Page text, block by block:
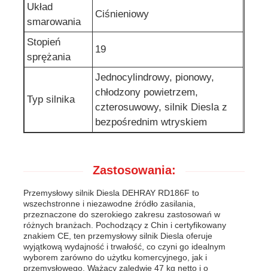
Układ
smarowania
Ciśnieniowy
Stopień
sprężania
19
Typ silnika
Jednocylindrowy, pionowy,
chłodzony powietrzem,
czterosuwowy, silnik Diesla z
bezpośrednim wtryskiem
Zastosowania:
Przemysłowy silnik Diesla DEHRAY RD186F to
wszechstronne i niezawodne źródło zasilania,
przeznaczone do szerokiego zakresu zastosowań w
różnych branżach. Pochodzący z Chin i certyfikowany
znakiem CE, ten przemysłowy silnik Diesla oferuje
wyjątkową wydajność i trwałość, co czyni go idealnym
wyborem zarówno do użytku komercyjnego, jak i
przemysłowego. Ważący zaledwie 47 kg netto i o